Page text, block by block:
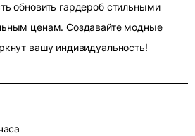
обновить гардероб стильными
ценам. Создавайте модные
вашу индивидуальность!